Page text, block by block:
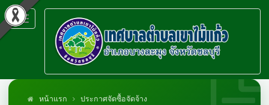
Toggle
navigation
หน้าแรก
ประกาศจัดซื้อจัดจ้าง